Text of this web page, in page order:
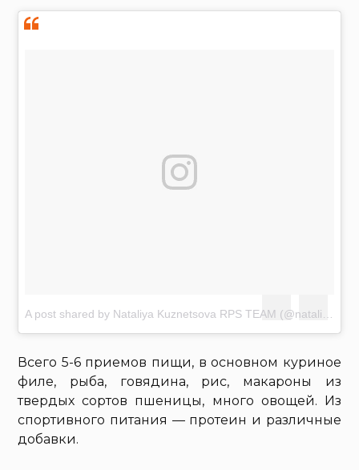
Всего 5-6 приемов пищи, в основном куриное
филе, рыба, говядина, рис, макароны из
твердых сортов пшеницы, много овощей. Из
спортивного питания — протеин и различные
добавки.